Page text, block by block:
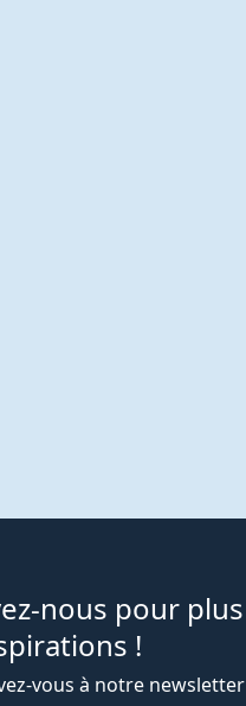
nous pour plus
!
vous à notre newsletter